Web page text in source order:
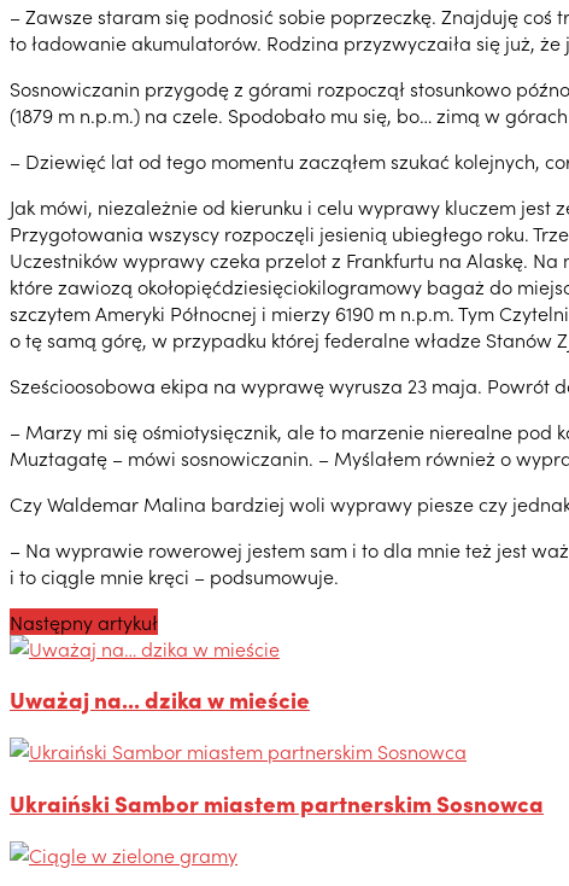
– Zawsze staram się podnosić sobie poprzeczkę. Znajduję
to ładowanie akumulatorów. Rodzina przyzwyczaiła się już,
Sosnowiczanin przygodę z górami rozpoczął stosunkowo
(1879 m n.p.m.) na czele. Spodobało mu się, bo… zimą w
– Dziewięć lat od tego momentu zacząłem szukać kolejnych,
Jak mówi, niezależnie od kierunku i celu wyprawy kluczem
Przygotowania wszyscy rozpoczęli jesienią ubiegłego roku.
Uczestników wyprawy czeka przelot z Frankfurtu na Alaskę.
które zawiozą okołopięćdziesięciokilogramowy bagaż do
szczytem Ameryki Północnej i mierzy 6190 m n.p.m. Tym
o tę samą górę, w przypadku której federalne władze Stanów
Sześcioosobowa ekipa na wyprawę wyrusza 23 maja. Powrót
– Marzy mi się ośmiotysięcznik, ale to marzenie nierealne pod
Muztagatę – mówi sosnowiczanin. – Myślałem również o
Czy Waldemar Malina bardziej woli wyprawy piesze czy
– Na wyprawie rowerowej jestem sam i to dla mnie też jest
i to ciągle mnie kręci – podsumowuje.
Następny artykuł
Uważaj na... dzika w mieście
Ukraiński Sambor miastem partnerskim Sosnowca